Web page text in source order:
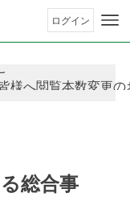
ログイン
様へ閲覧本数変更
様へ閲覧本数変更
総合事